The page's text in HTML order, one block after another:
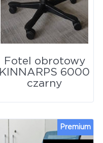
Fotel obrotowy
KINNARPS 6000
czarny
Premium